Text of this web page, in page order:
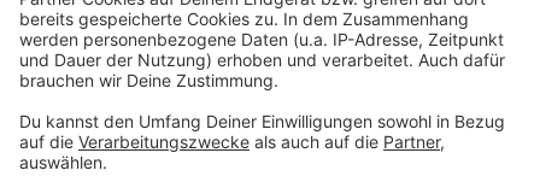
Neue gesellschaftliche Konflikte durch
Pandemie
Anzeige
Dann kommt eine Herausforderung mit ganz eigener